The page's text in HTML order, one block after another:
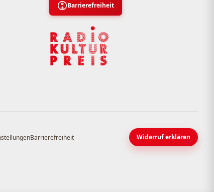
Barrierefreiheit
Barrierefreiheit Widerruf erklären